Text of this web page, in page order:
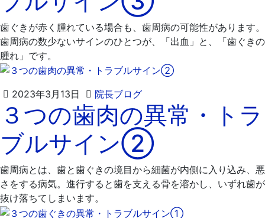
27
日
医
院
歯ぐきが赤く腫れている場合も、歯周病の可能性があります。
歯周病の数少ないサインのひとつが、「出血」と、「歯ぐきの
腫れ」です。
2023年3月13日 院長ブログ2023
年
3
月
23
日
飯
嶋
歯
科
医
院
３つの歯肉の異常・トラ
ブルサイン②
歯周病とは、歯と歯ぐきの境目から細菌が内側に入り込み、悪
さをする病気。進行すると歯を支える骨を溶かし、いずれ歯が
抜け落ちてしまいます。